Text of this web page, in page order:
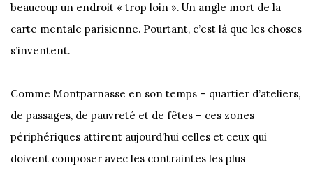
beaucoup un endroit « trop loin ». Un angle mort de la
carte mentale parisienne. Pourtant, c’est là que les choses
s’inventent.
Comme Montparnasse en son temps – quartier d’ateliers,
de passages, de pauvreté et de fêtes – ces zones
périphériques attirent aujourd’hui celles et ceux qui
doivent composer avec les contraintes les plus